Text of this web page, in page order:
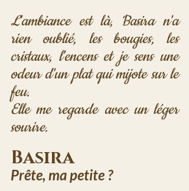
L'ambiance est là, Basira n'a
rien oublié, les bougies, les
cristaux, l'encens et je sens une
odeur d'un plat qui mijote sur le
feu.
Elle me regarde avec un léger
sourire.
Basira
Prête, ma petite ?